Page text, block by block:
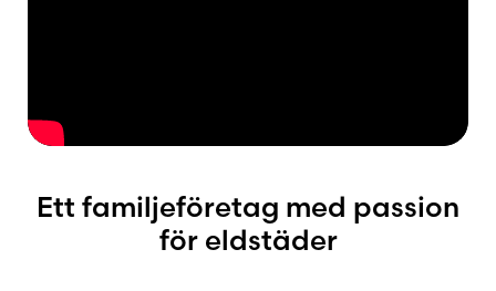
Keddy
Ett familjeföretag med passion
för eldstäder